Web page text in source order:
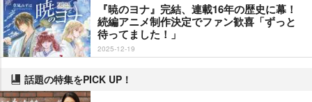
『暁のヨナ』完結、連載16年の歴史に幕！
続編アニメ制作決定でファン歓喜「ずっと
待ってました！」
2025-12-19
話題の特集をPICK UP！